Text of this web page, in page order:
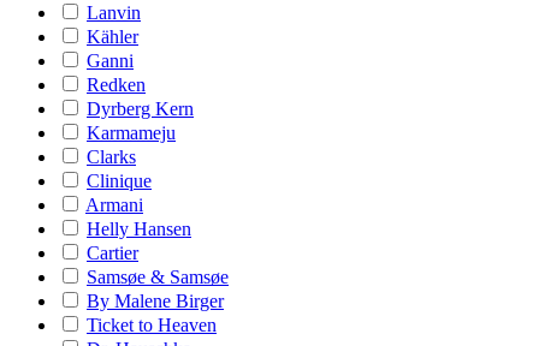
Lanvin
Kähler
Ganni
Redken
Dyrberg Kern
Karmameju
Clarks
Clinique
Armani
Helly Hansen
Cartier
Samsøe & Samsøe
By Malene Birger
Ticket to Heaven